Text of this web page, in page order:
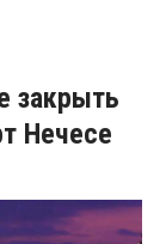
закрыть
Нечесе